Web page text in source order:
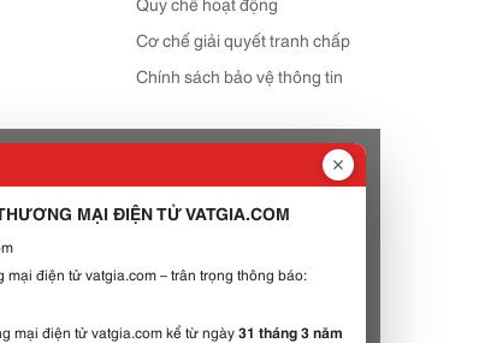
Cơ chế giải quyết tranh chấp
Chính sách bảo vệ thông tin
MẠI ĐIỆN TỬ VATGIA.COM
điện tử vatgia.com – trân trọng thông báo:
mại điện tử vatgia.com kể từ ngày31 tháng 3 năm